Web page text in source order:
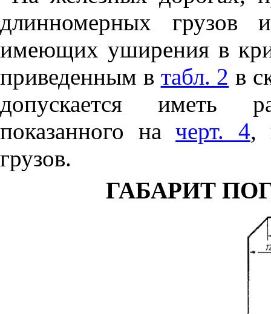
длинномерных
имеющих уширения в
приведенным в табл. 2 в
допускается иметь
показанного начерт. 4,
грузов.
ГАБАРИТ